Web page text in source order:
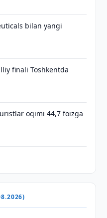
bilan yangi
finali Toshkentda
oqimi 44,7 foizga